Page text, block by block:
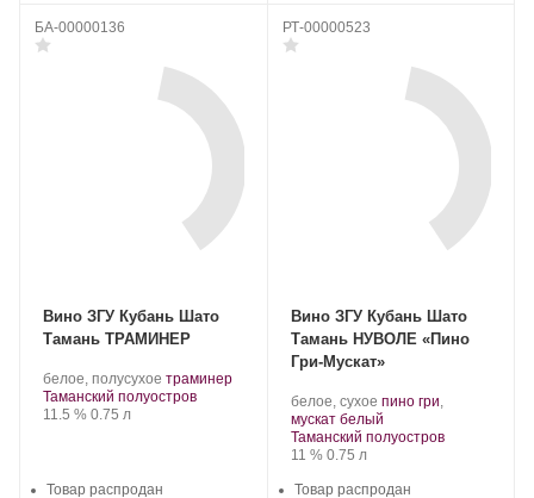
БА-00000136
Вино ЗГУ Кубань Шато
Тамань ТРАМИНЕР
Производитель:
Шато
Тамань.
белое, полусухое .
Сорт
траминер.
Регион:
Таманский полуостров
Крепость
11.5 %. Объем
0.75 л
Товар распродан
РТ-00000523
Вино ЗГУ Кубань Шато
Тамань НУВОЛЕ «Пино
Гри-Мускат»
Производитель:
Шато
Тамань.
белое, сухое .
Сорт
винограда:
пино гри,
мускат белый.
Регион:
Таманский полуостров
Крепость
11 %. Объем
0.75 л
Товар распродан